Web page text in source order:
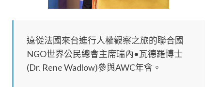
遠從法國來台進行人權觀察之旅的聯合國
NGO世界公民總會主席瑞內•瓦德羅博士
(Dr. Rene Wadlow)參與AWC年會。